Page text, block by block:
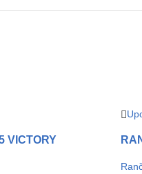
VICTORY